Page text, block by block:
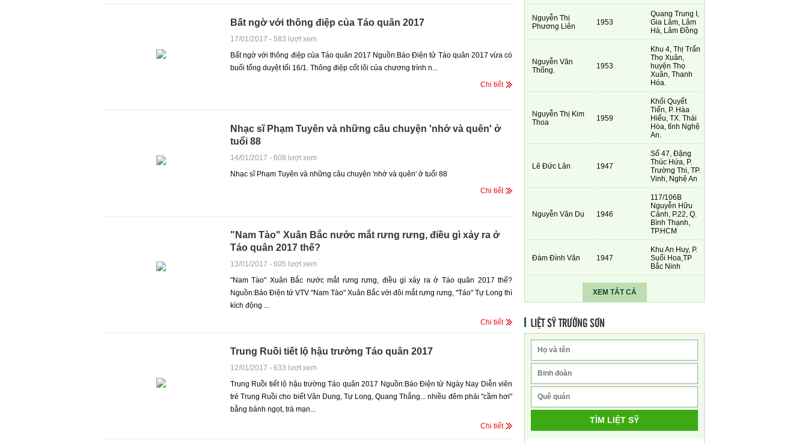
Bất ngờ với thông điệp của Táo quân 2017
17/01/2017 - 583 lượt xem
Bất ngờ với thông điệp của Táo quân 2017 Nguồn:Báo Điện tử Táo quân 2017 vừa có
buổi tổng duyệt tối 16/1. Thông điệp cốt lõi của chương trình n...
Chi tiết
Nhạc sĩ Phạm Tuyên và những câu chuyện 'nhớ và quên' ở
tuổi 88
14/01/2017 - 608 lượt xem
Nhạc sĩ Phạm Tuyên và những câu chuyện 'nhớ và quên' ở tuổi 88
Chi tiết
"Nam Tào" Xuân Bắc nước mắt rưng rưng, điều gì xảy ra ở
Táo quân 2017 thế?
13/01/2017 - 605 lượt xem
"Nam Tào" Xuân Bắc nước mắt rưng rưng, điều gì xảy ra ở Táo quân 2017 thế?
Nguồn:Báo Điện tử VTV "Nam Tào" Xuân Bắc với đôi mắt rưng rưng, "Táo" Tự Long thì
kích động ...
Chi tiết
Trung Ruồi tiết lộ hậu trường Táo quân 2017
12/01/2017 - 633 lượt xem
Trung Ruồi tiết lộ hậu trường Táo quân 2017 Nguồn:Báo Điện tử Ngày Nay Diễn viên
trẻ Trung Ruồi cho biết Vân Dung, Tự Long, Quang Thắng... nhiều đêm phải "cầm hơi"
bằng bánh ngọt, trà mạn...
Chi tiết
Nguyễn Thị
Phương Liên
1953
Quang Trung I,
Gia Lâm, Lâm
Hà, Lâm Đồng
Nguyễn Văn
Thống.
1953
Khu 4, Thị Trấn
Thọ Xuân,
huyện Thọ
Xuân, Thanh
Hóa.
Nguyễn Thị Kim
Thoa
1959
Khối Quyết
Tiến, P. Hàa
Hiếu, TX. Thái
Hòa, tỉnh Nghệ
An.
Lê Đức Lân 1947
Số 47, Đặng
Thúc Hứa, P.
Trường Thi, TP.
Vinh, Nghệ An
Nguyễn Văn Dụ 1946
117/106B
Nguyễn Hữu
Cảnh, P.22, Q.
Bình Thạnh,
TP.HCM
Đàm Đình Văn 1947
Khu An Huy, P.
Suối Hoa,TP
Bắc Ninh
XEM TẤT CẢ
LIỆT SỸ TRƯỜNG SƠN
TÌM LIỆT SỸ